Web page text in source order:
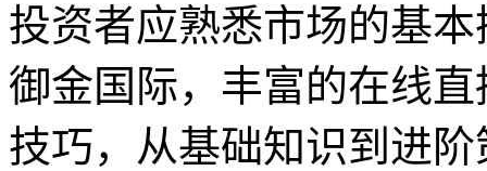
投资者应熟悉市场的基
御金国际，丰富的在线
技巧，从基础知识到进